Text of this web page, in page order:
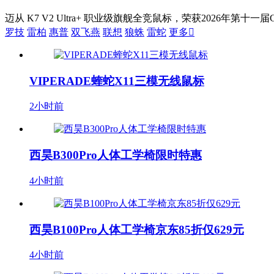
迈从 K7 V2 Ultra+ 职业级旗舰全竞鼠标，荣获2026年第十一届
罗技 雷柏 惠普 双飞燕 联想 狼蛛 雷蛇 更多
VIPERADE蝰蛇X11三模无线鼠标
2小时前
西昊B300Pro人体工学椅限时特惠
4小时前
西昊B100Pro人体工学椅京东85折仅629元
4小时前